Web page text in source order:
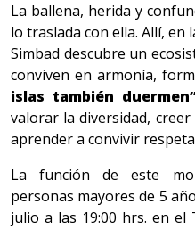
La ballena, herida y
lo traslada con ella. Allí, en
Simbad descubre un
conviven en armonía,
islas también
valorar la diversidad,
aprender a convivir
La función de este
personas mayores de 5
julio a las 19:00 hrs. en el